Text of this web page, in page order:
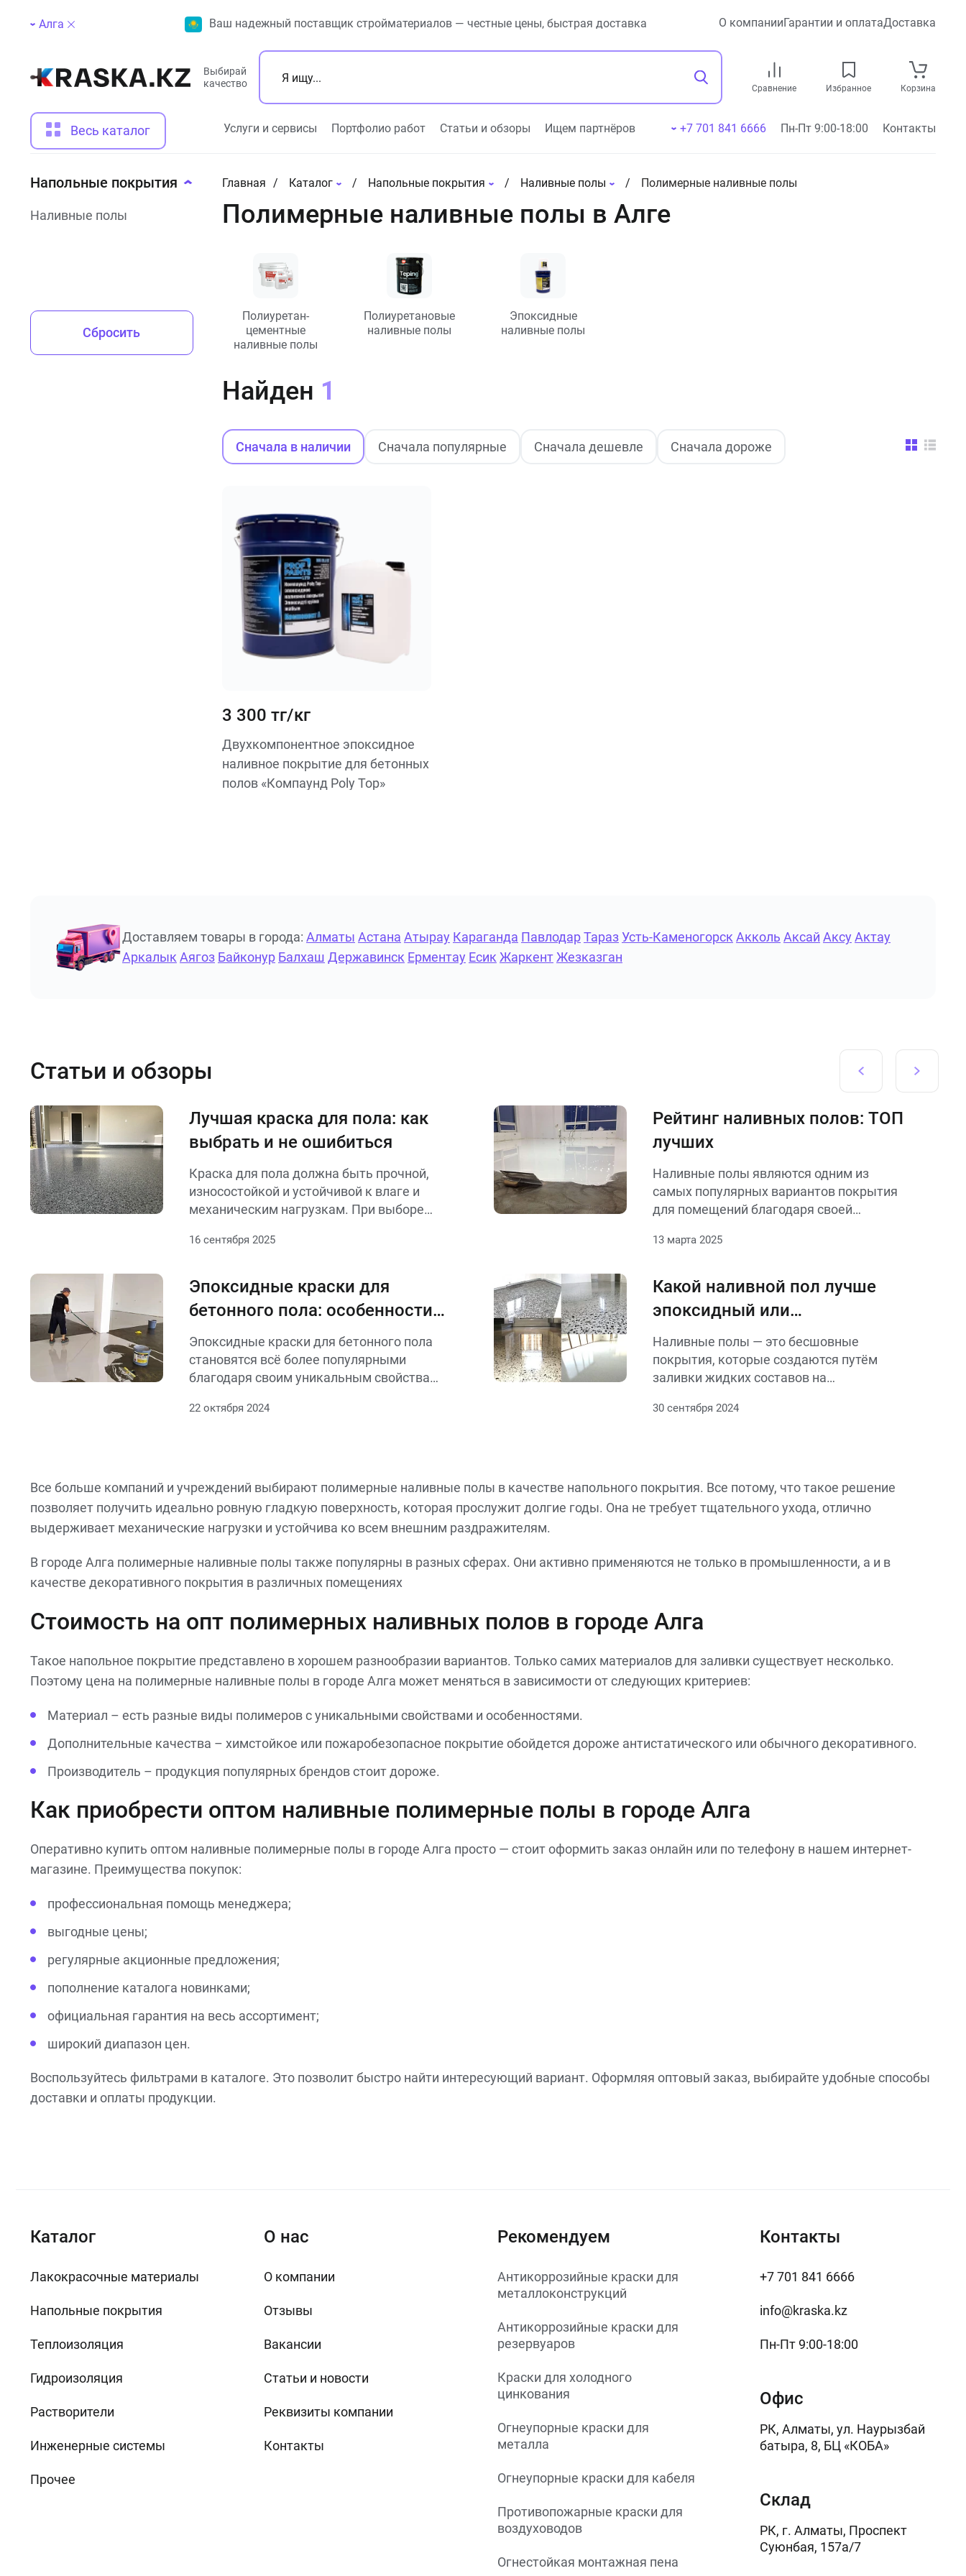
Алга Ваш надежный поставщик стройматериалов — честные цены, быстрая доставка О компанииГарантии и оплатаДоставка
Выбирай
качество
Сравнение Избранное Корзина
Весь каталог Услуги и сервисы Портфолио работ Статьи и обзоры Ищем партнёров +7 701 841 6666 Пн-Пт 9:00-18:00 Контакты
Напольные покрытия
Наливные полы
Сбросить
Главная Каталог Напольные покрытия Наливные полы Полимерные наливные полы
Полимерные наливные полы в Алге
Полиуретан-
цементные
наливные полы
Полиуретановые
наливные полы
Эпоксидные
наливные полы
Сначала в наличии Сначала популярные Сначала дешевле Сначала дороже
Найден 1
3 300 тг/кг
Двухкомпонентное эпоксидное
наливное покрытие для бетонных
полов «Компаунд Poly Top»
Доставляем товары в города: Алматы Астана Атырау Караганда ПавлодарТараз Усть-Каменогорск Акколь Аксай Аксу Актау
Аркалык Аягоз Байконур Балхаш Державинск Ерментау Есик ЖаркентЖезказган
Статьи и обзоры
Лучшая краска для пола: как
выбрать и не ошибиться
Краска для пола должна быть прочной,
износостойкой и устойчивой к влаге и
механическим нагрузкам. При выборе
дерево), условия эксплуатации
высыхания и безопасность состава.
16 сентября 2025
Рейтинг наливных полов: ТОП
лучших
Наливные полы являются одним из
самых популярных вариантов покрытия
для помещений благодаря своей
ухода. В этом обзоре мы рассмотрим
наливных полов, которые обеспечат вам
13 марта 2025
Эпоксидные краски для
бетонного пола: особенности
применения
Эпоксидные краски для бетонного пола
становятся всё более популярными
благодаря своим уникальным свойствам
22 октября 2024
Какой наливной пол лучше
эпоксидный или
полиуретановый
Наливные полы — это бесшовные
покрытия, которые создаются путём
заливки жидких составов на
современное и популярное решение для
30 сентября 2024
Все больше компаний и учреждений выбирают полимерные наливные полы в качестве напольного покрытия. Все потому, что такое решение
позволяет получить идеально ровную гладкую поверхность, которая прослужит долгие годы. Она не требует тщательного ухода, отлично
выдерживает механические нагрузки и устойчива ко всем внешним раздражителям.
В городе Алга полимерные наливные полы также популярны в разных сферах. Они активно применяются не только в промышленности, а и в
качестве декоративного покрытия в различных помещениях
Стоимость на опт полимерных наливных полов в городе Алга
Такое напольное покрытие представлено в хорошем разнообразии вариантов. Только самих материалов для заливки существует несколько.
Поэтому цена на полимерные наливные полы в городе Алга может меняться в зависимости от следующих критериев:
Материал – есть разные виды полимеров с уникальными свойствами и особенностями.
Дополнительные качества – химстойкое или пожаробезопасное покрытие обойдется дороже антистатического или обычного декоративного.
Производитель – продукция популярных брендов стоит дороже.
Как приобрести оптом наливные полимерные полы в городе Алга
Оперативно купить оптом наливные полимерные полы в городе Алга просто — стоит оформить заказ онлайн или по телефону в нашем интернет-
магазине. Преимущества покупок:
профессиональная помощь менеджера;
выгодные цены;
регулярные акционные предложения;
пополнение каталога новинками;
официальная гарантия на весь ассортимент;
широкий диапазон цен.
Воспользуйтесь фильтрами в каталоге. Это позволит быстро найти интересующий вариант. Оформляя оптовый заказ, выбирайте удобные способы
доставки и оплаты продукции.
Каталог
Лакокрасочные материалы
Напольные покрытия
Теплоизоляция
Гидроизоляция
Растворители
Инженерные системы
Прочее
О нас
О компании
Отзывы
Вакансии
Статьи и новости
Реквизиты компании
Контакты
Рекомендуем
Антикоррозийные краски для
металлоконструкций
Антикоррозийные краски для
резервуаров
Краски для холодного
цинкования
Огнеупорные краски для
металла
Огнеупорные краски для кабеля
Противопожарные краски для
воздуховодов
Огнестойкая монтажная пена
Контакты
+7 701 841 6666
info@kraska.kz
Пн-Пт 9:00-18:00
Офис
РК, Алматы, ул. Наурызбай
батыра, 8, БЦ «КОБА»
Склад
РК, г. Алматы, Проспект
Суюнбая, 157а/7